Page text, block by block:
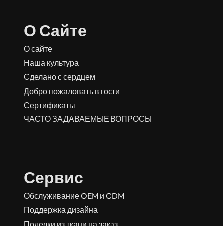
О Сайте
О сайте
Наша культура
Сделано с сердцем
Добро пожаловать в гости
Сертификаты
ЧАСТО ЗАДАВАЕМЫЕ ВОПРОСЫ
Сервис
Обслуживание OEM и ODM
Поддержка дизайна
Поделки из ткани на заказ